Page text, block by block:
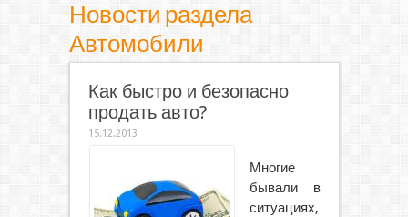
Новости раздела
Автомобили
Как быстро и безопасно
продать авто?
15.12.2013
Многие
бывали в
ситуациях,